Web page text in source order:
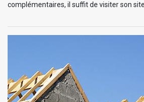
complémentaires, il suffit de visiter son